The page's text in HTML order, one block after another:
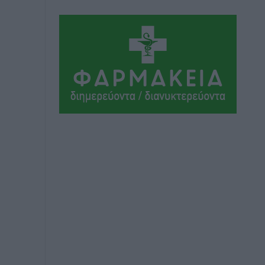
Ακαθάριστα οικόπεδα: Τι γίνεται όταν
ο ιδιοκτήτης δεν τα καθαρίσει – Πώς
κινούνται δήμοι και ΠΣ, ποιος
πληρώνει τον λογαριασμό
Τοπικές Ειδήσεις πριν 6 ώρες